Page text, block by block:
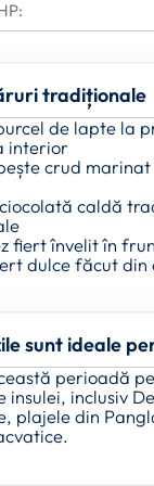
tradiționale
de lapte la
interior
crud
caldă
fiert învelit în
dulce făcut din
sunt ideale
perioadă
insulei, inclusiv
plajele din